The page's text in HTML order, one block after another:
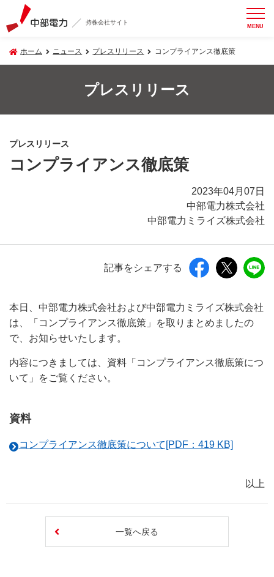
持株会社サイト MENU
ホーム ニュース プレスリリース コンプライアンス徹底策
プレスリリース
プレスリリース
コンプライアンス徹底策
2023年04月07日
中部電力株式会社
中部電力ミライズ株式会社
記事をシェアする
本日、中部電力株式会社および中部電力ミライズ株式会社
は、「コンプライアンス徹底策」を取りまとめましたの
で、お知らせいたします。
内容につきましては、資料「コンプライアンス徹底策につ
いて」をご覧ください。
資料
コンプライアンス徹底策について[PDF：419 KB]
以上
一覧へ戻る